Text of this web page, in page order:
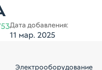
Дата добавления:
11 мар. 2025
Электрооборудование